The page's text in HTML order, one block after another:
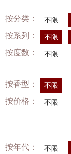
按分类： 不限
按系列： 不限
按度数： 不限
按香型： 不限
按价格： 不限
按年代： 不限